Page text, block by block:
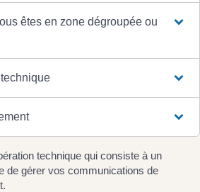
êtes en zone dégroupée ou
technique qui consiste à un
de gérer vos communications de